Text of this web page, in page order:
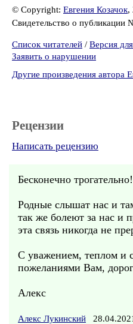
© Copyright: Евгения Козачок,
Свидетельство о публикации
Список читателей / Версия
Заявить о нарушении
Другие произведения автора
Рецензии
Написать рецензию
Бесконечно
Родные слышат нас и
так же болеют за нас и
эта связь никогда не
С уважением, теплом и
пожеланиями Вам,
Алекс
Алекс Лукинский